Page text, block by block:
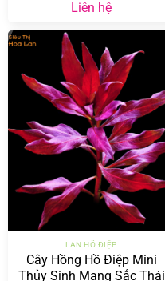
Liên hệ
LAN HỒ ĐIỆP
Cây Hồng Hồ Điệp Mini
Thủy Sinh Mang Sắc Thái